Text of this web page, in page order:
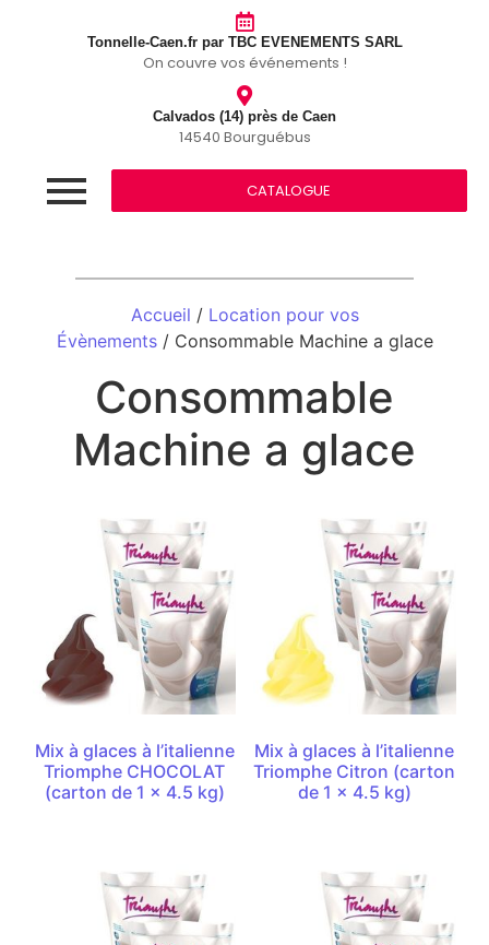
Tonnelle-Caen.fr par TBC EVENEMENTS SARL
On couvre vos événements !
Calvados (14) près de Caen
14540 Bourguébus
CATALOGUE
Accueil / Location pour vos
Évènements/ Consommable Machine a glace
Consommable
Machine a glace
Mix à glaces à l’italienne
Triomphe CHOCOLAT
(carton de 1 x 4.5 kg)
Mix à glaces à l’italienne
Triomphe Citron (carton
de 1 x 4.5 kg)